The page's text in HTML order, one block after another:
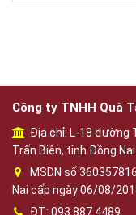
Công ty TNHH Quà
Địa chỉ: L-18 đường
Trấn Biên, tỉnh Đồng Nai
MSDN số
Nai cấp ngày 06/08/
ĐT: 093 887 4489